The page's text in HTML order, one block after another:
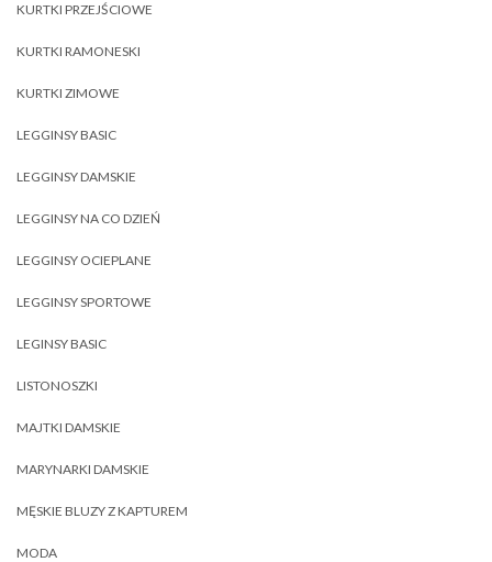
KURTKI PRZEJŚCIOWE
KURTKI RAMONESKI
KURTKI ZIMOWE
LEGGINSY BASIC
LEGGINSY DAMSKIE
LEGGINSY NA CO DZIEŃ
LEGGINSY OCIEPLANE
LEGGINSY SPORTOWE
LEGINSY BASIC
LISTONOSZKI
MAJTKI DAMSKIE
MARYNARKI DAMSKIE
MĘSKIE BLUZY Z KAPTUREM
MODA